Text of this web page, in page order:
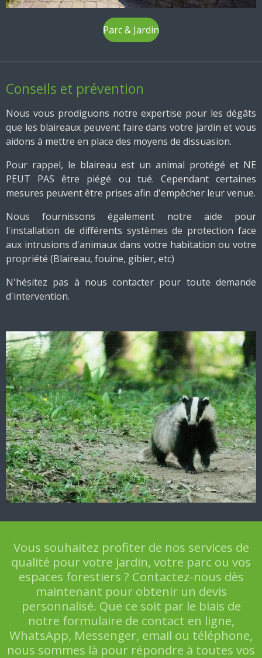
Parc & Jardin
Conseils et prévention
Nous vous prodiguons notre expertise pour les dégâts
que les blaireaux peuvent faire dans votre jardin et vous
aidons à mettre en place des moyens de dissuasion.
Pour rappel, le blaireau est un animal protégé et NE
PEUT PAS être piégé ou tué. Cependant certaines
mesures peuvent être prises afin d'empêcher leur venue.
Nous fournissons également notre aide pour
l'installation de différents systèmes de protection face
aux intrusions d'animaux dans votre habitation ou votre
propriété (Blaireau, fouine, gibier, etc)
N'hésitez pas à nous contacter pour toute demande
d'intervention.
Vous souhaitez profiter de nos services de
qualité pour votre jardin, votre parc ou vos
espaces forestiers ? Contactez-nous dès
maintenant pour obtenir un devis
personnalisé. Que ce soit par le biais de
notre formulaire de contact en ligne,
WhatsApp, Messenger, email ou téléphone,
nous sommes là pour répondre à toutes vos